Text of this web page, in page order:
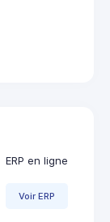
ERP en ligne
Voir ERP